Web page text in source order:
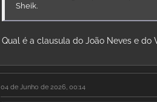
Sheik.
Qual é a clausula do João Neves e do
04 de Junho de 2026, 00:14